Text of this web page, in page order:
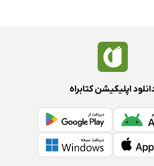
آستان قدس
هند
شاه رضا
اپلیکیشن کتابراه